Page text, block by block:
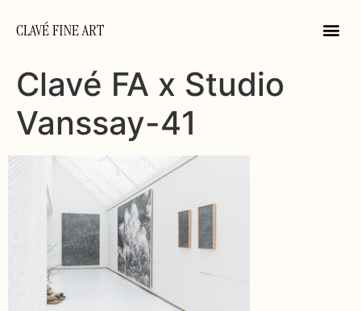
CLAVÉ FINE ART
Clavé FA x Studio
Vanssay-41